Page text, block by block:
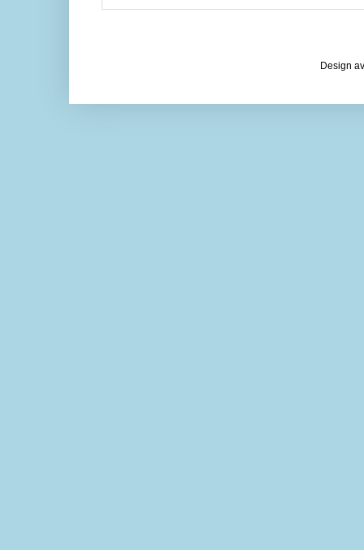
Design